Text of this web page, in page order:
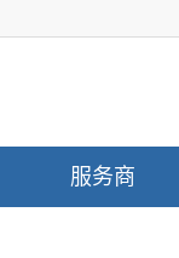
服务商